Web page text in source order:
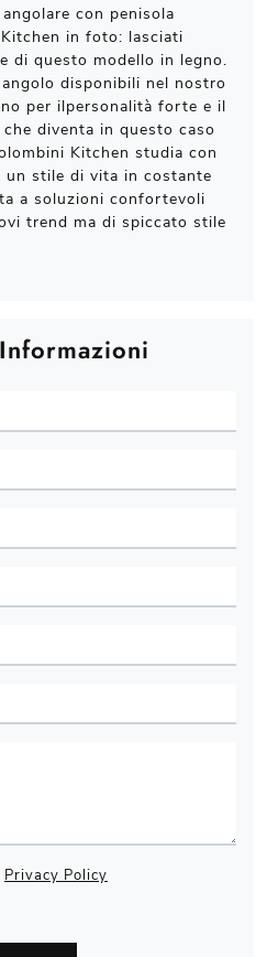
con penisola
in foto: lasciati
di questo modello in legno.
disponibili nel nostro
per ilpersonalità forte e il
diventa in questo caso
Kitchen studia con
un stile di vita in costante
a soluzioni confortevoli
trend ma di spiccato stile
Privacy Policy